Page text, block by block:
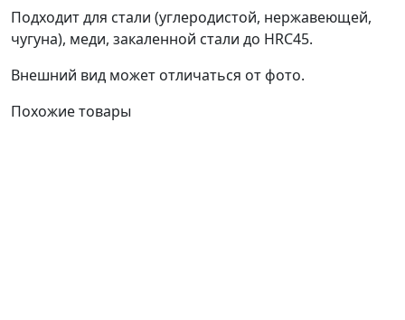
Подходит для стали (углеродистой, нержавеющей,
чугуна), меди, закаленной стали до HRC45.
Внешний вид может отличаться от фото.
Похожие товары